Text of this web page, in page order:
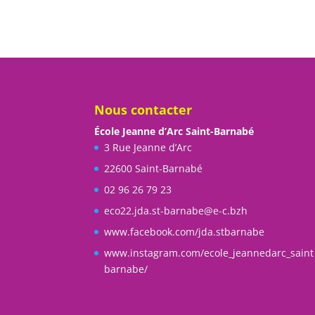
Nous contacter
École Jeanne d’Arc Saint-Barnabé
3 Rue Jeanne d’Arc
22600 Saint-Barnabé
02 96 26 79 23
eco22.jda.st-barnabe@e-c.bzh
www.facebook.com/jda.stbarnabe
www.instagram.com/ecole_jeannedarc_saint
barnabe/